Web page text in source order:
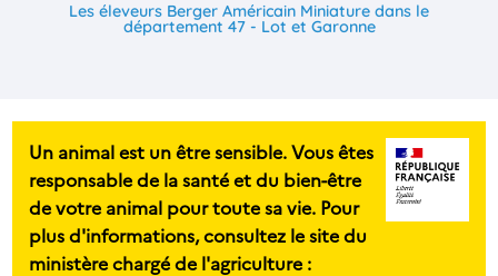
Les éleveurs Berger Américain Miniature dans le
département 47 - Lot et Garonne
Un animal est un être sensible. Vous êtes
responsable de la santé et du bien-être
de votre animal pour toute sa vie. Pour
plus d'informations, consultez le site du
ministère chargé de l'agriculture :